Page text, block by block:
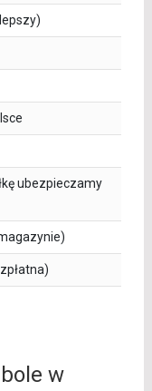
ubezpieczamy
w